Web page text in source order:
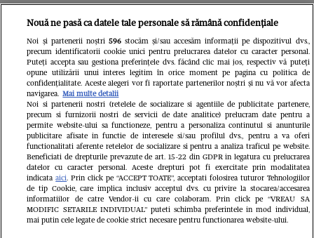
Unul dintre cele mai folosite
aeroporturi din Europa își închide
complet porțile timp de trei luni.
Milioane de pasageri, afectați
Nouă ne pasă ca datele tale personale să rămână confidențiale
Noi și partenerii noștri 596stocăm și/sau accesăm informații pe dispozitivul dvs.,
precum identificatorii cookie unici pentru prelucrarea datelor cu caracter personal.
Puteți accepta sau gestiona preferințele dvs. făcând clic mai jos, respectiv vă puteți
opune utilizării unui interes legitim în orice moment pe pagina cu politica de
confidențialitate. Aceste alegeri vor fi raportate partenerilor noștri și nu vă vor afecta
navigarea. Mai multe detalii
Noi si partenerii nostri (retelele de socializare si agentiile de publicitate partenere,
precum si furnizorii nostri de servicii de date analitice) prelucram date pentru a
permite website-ului sa functioneze, pentru a personaliza continutul si anunturile
publicitare afisate in functie de interesele si/sau profilul dvs., pentru a va oferi
functionalitati aferente retelelor de socializare si pentru a analiza traficul pe website.
Beneficiati de drepturile prevazute de art. 15-22 din GDPR in legatura cu prelucrarea
datelor cu caracter personal. Aceste drepturi pot fi exercitate prin modalitatea
indicataaici. Prin click pe “ACCEPT TOATE”, acceptati folosirea tuturor Tehnologiilor
de tip Cookie, care implica inclusiv acceptul dvs. cu privire la stocarea/accesarea
informatiilor de catre Vendor-ii cu care colaboram. Prin click pe “VREAU SA
MODIFIC SETARILE INDIVIDUAL” puteti schimba preferintele in mod individual,
mai putin cele legate de cookie strict necesare pentru functionarea website-ului.